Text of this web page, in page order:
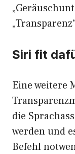
Siri fit
Eine weitere
die
werden und
Befehl